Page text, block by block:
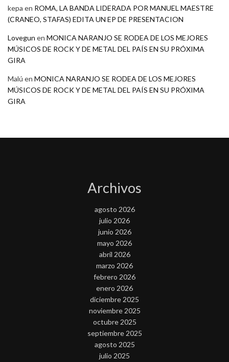
kepa en ROMA, LA BANDA LIDERADA POR MANUEL MAESTRE
(CRANEO, STAFAS) EDITA UN EP DE PRESENTACION
Lovegun en MONICA NARANJO SE RODEA DE LOS MEJORES
MÚSICOS DE ROCK Y DE METAL DEL PAÍS EN SU PRÓXIMA
GIRA
Malú en MONICA NARANJO SE RODEA DE LOS MEJORES
MÚSICOS DE ROCK Y DE METAL DEL PAÍS EN SU PRÓXIMA
GIRA
Archivos
agosto 2026
julio 2026
junio 2026
mayo 2026
abril 2026
marzo 2026
febrero 2026
enero 2026
diciembre 2025
noviembre 2025
octubre 2025
septiembre 2025
agosto 2025
julio 2025